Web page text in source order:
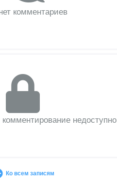
комментариев
недоступно
Ко всем записям